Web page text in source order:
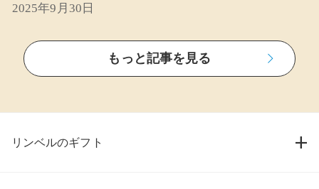
2025年9月30日
もっと記事を見る
リンベルのギフト